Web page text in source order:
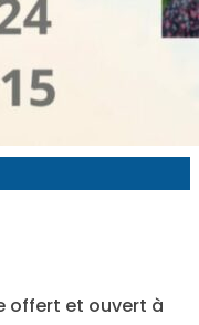
offert et ouvert à